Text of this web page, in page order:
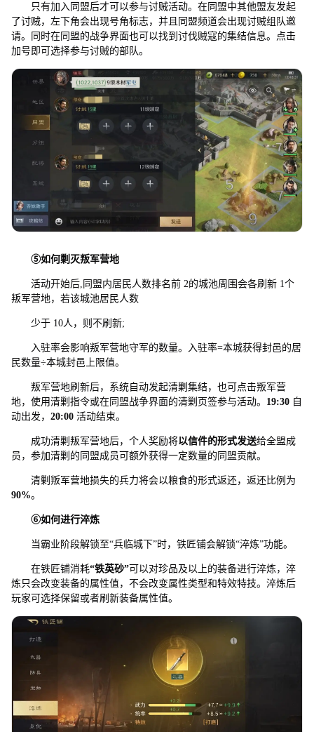
只有加入同盟后才可以参与讨贼活动。在同盟中其他盟友发起
了讨贼，左下角会出现号角标志，并且同盟频道会出现讨贼组队邀
请。同时在同盟的战争界面也可以找到讨伐贼寇的集结信息。点击
加号即可选择参与讨贼的部队。
⑤如何剿灭叛军营地
活动开始后,同盟内居民人数排名前 2的城池周围会各刷新 1个
叛军营地，若该城池居民人数
少于 10人，则不刷新;
入驻率会影响叛军营地守军的数量。入驻率=本城获得封邑的居
民数量÷本城封邑上限值。
叛军营地刷新后，系统自动发起清剿集结，也可点击叛军营
地，使用清剿指令或在同盟战争界面的清剿页签参与活动。 19:30 自
动出发， 20:00 活动结束。
成功清剿叛军营地后，个人奖励将以信件的形式发送给全盟成
员，参加清剿的同盟成员可额外获得一定数量的同盟贡献。
清剿叛军营地损失的兵力将会以粮食的形式返还，返还比例为
90%。
⑥如何进行淬炼
当霸业阶段解锁至“兵临城下”时，铁匠铺会解锁“淬炼”功能。
在铁匠铺消耗“铁英砂”可以对珍品及以上的装备进行淬炼，淬
炼只会改变装备的属性值，不会改变属性类型和特效特技。淬炼后
玩家可选择保留或者刷新装备属性值。